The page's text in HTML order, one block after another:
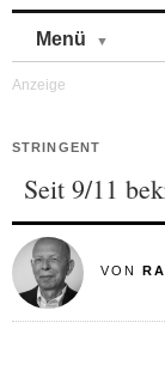
Menü
STRINGENT
Seit 9/11
VON